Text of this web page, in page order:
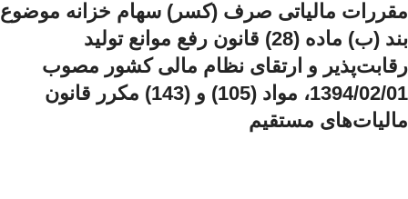
مقررات مالیاتی صرف (کسر) سهام خزانه موضوع
بند (ب) ماده (28) قانون رفع موانع تولید
رقابت‌پذیر و ارتقای نظام مالی کشور مصوب
1394/02/01، مواد (105) و (143) مکرر قانون
مالیات‌های مستقیم